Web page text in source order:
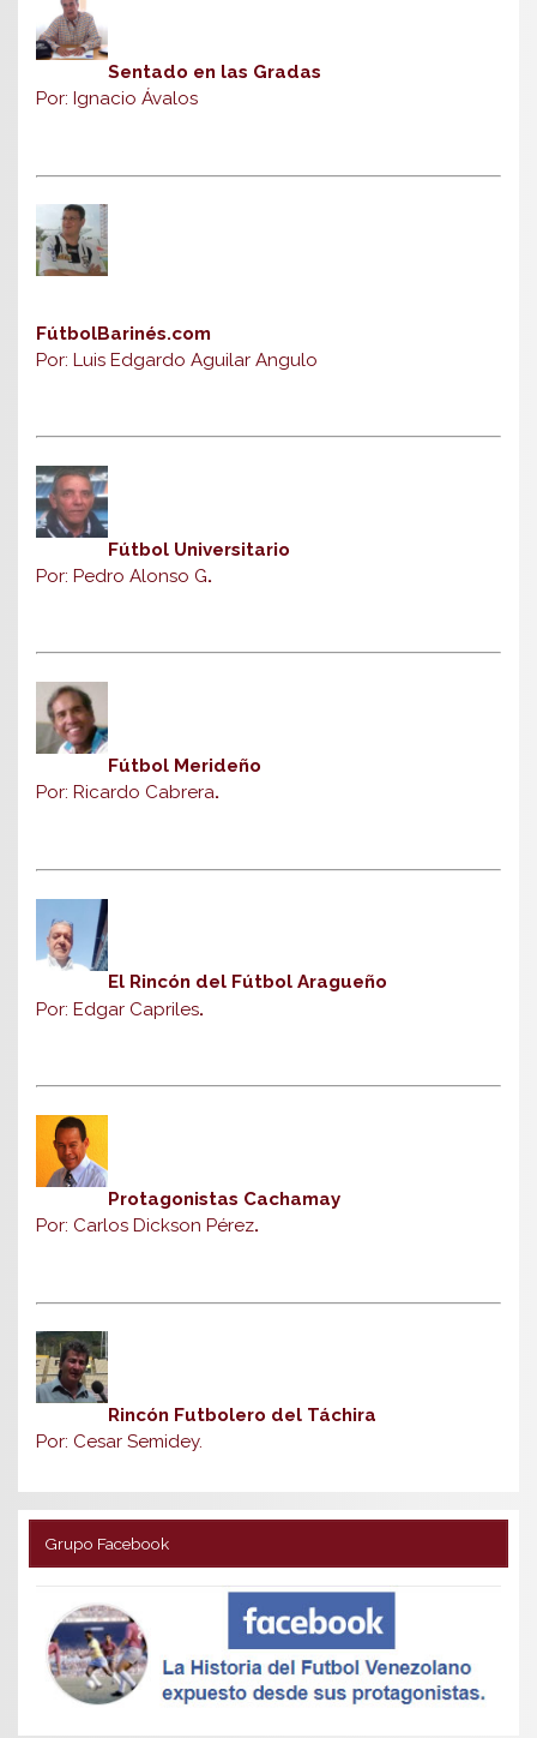
Sentado en las Gradas
Por: Ignacio Ávalos
FútbolBarinés.com
Por: Luis Edgardo Aguilar Angulo
Fútbol Universitario
Por: Pedro Alonso G.
Fútbol Merideño
Por: Ricardo Cabrera.
El Rincón del Fútbol Aragueño
Por: Edgar Capriles.
Protagonistas Cachamay
Por: Carlos Dickson Pérez.
Rincón Futbolero del Táchira
Por: Cesar Semidey.
Grupo Facebook